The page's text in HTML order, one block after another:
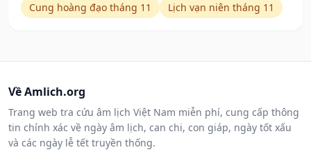
Cung hoàng đạo tháng 11
Lịch vạn niên tháng 11
Về Amlich.org
Trang web tra cứu âm lịch Việt Nam miễn phí, cung cấp thông
tin chính xác về ngày âm lịch, can chi, con giáp, ngày tốt xấu
và các ngày lễ tết truyền thống.